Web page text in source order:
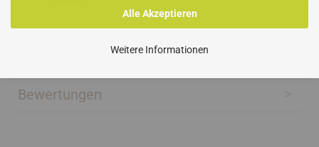
Alle Akzeptieren
Weitere Informationen
32
Bewertungen